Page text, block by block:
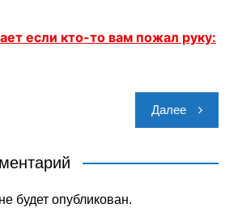
если кто-то вам пожал руку:
Далее
будет опубликован.